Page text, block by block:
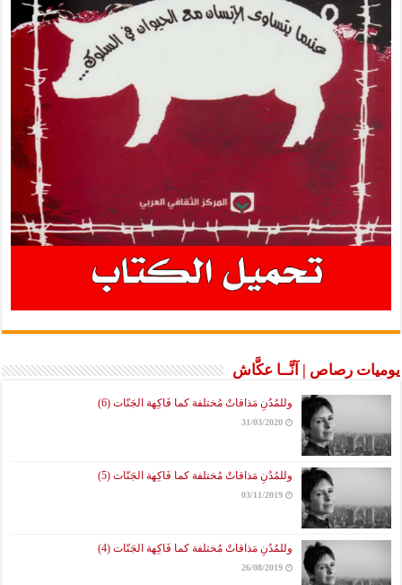
يوميات رصاص | آنَّــا عكَّاش
وللمُدُنِ مَذاقاتٌ مُختلفة كما فَاكِهة الجَنّات (6)
31/03/2020
وللمُدُنِ مَذاقاتٌ مُختلفة كما فَاكِهة الجَنّات (5)
03/11/2019
وللمُدُنِ مَذاقاتٌ مُختلفة كما فَاكِهة الجَنّات (4)
26/08/2019